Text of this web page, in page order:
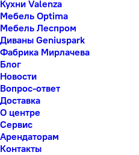
Кухни Valenza
Мебель Optima
Мебель Леспром
Диваны Geniuspark
Фабрика Мирлачева
Блог
Новости
Вопрос-ответ
Доставка
О центре
Сервис
Арендаторам
Контакты